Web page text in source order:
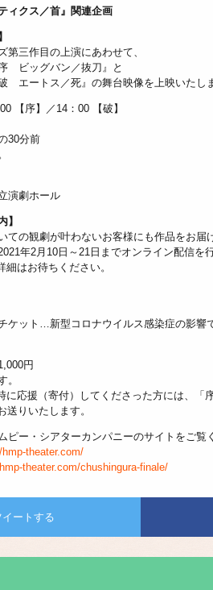
ィクス／首』関連企画
第三作目の上演にあわせて、
ビッグバン／抜刀』と
エートス／死』の舞台映像を上映いたし
【序】／14：00 【破】
30分前
演劇ホール
】
ての観劇が叶わないお客様にも作品をお届
年2月10日～21日までオンライン配信を行
はお待ちください。
ケット…新型コロナウイルス感染症の影響
円
。
応援（寄付）してくださった方には、「
送りいたします。
ー・シアターカンパニーのサイトをご覧
theater.com/
theater.com/chushingura-finale/
イートする